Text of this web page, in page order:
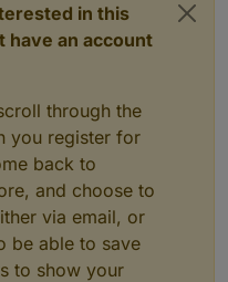
in this
an account
through the
you register for
back to
and choose to
via email, or
be able to save
to show your